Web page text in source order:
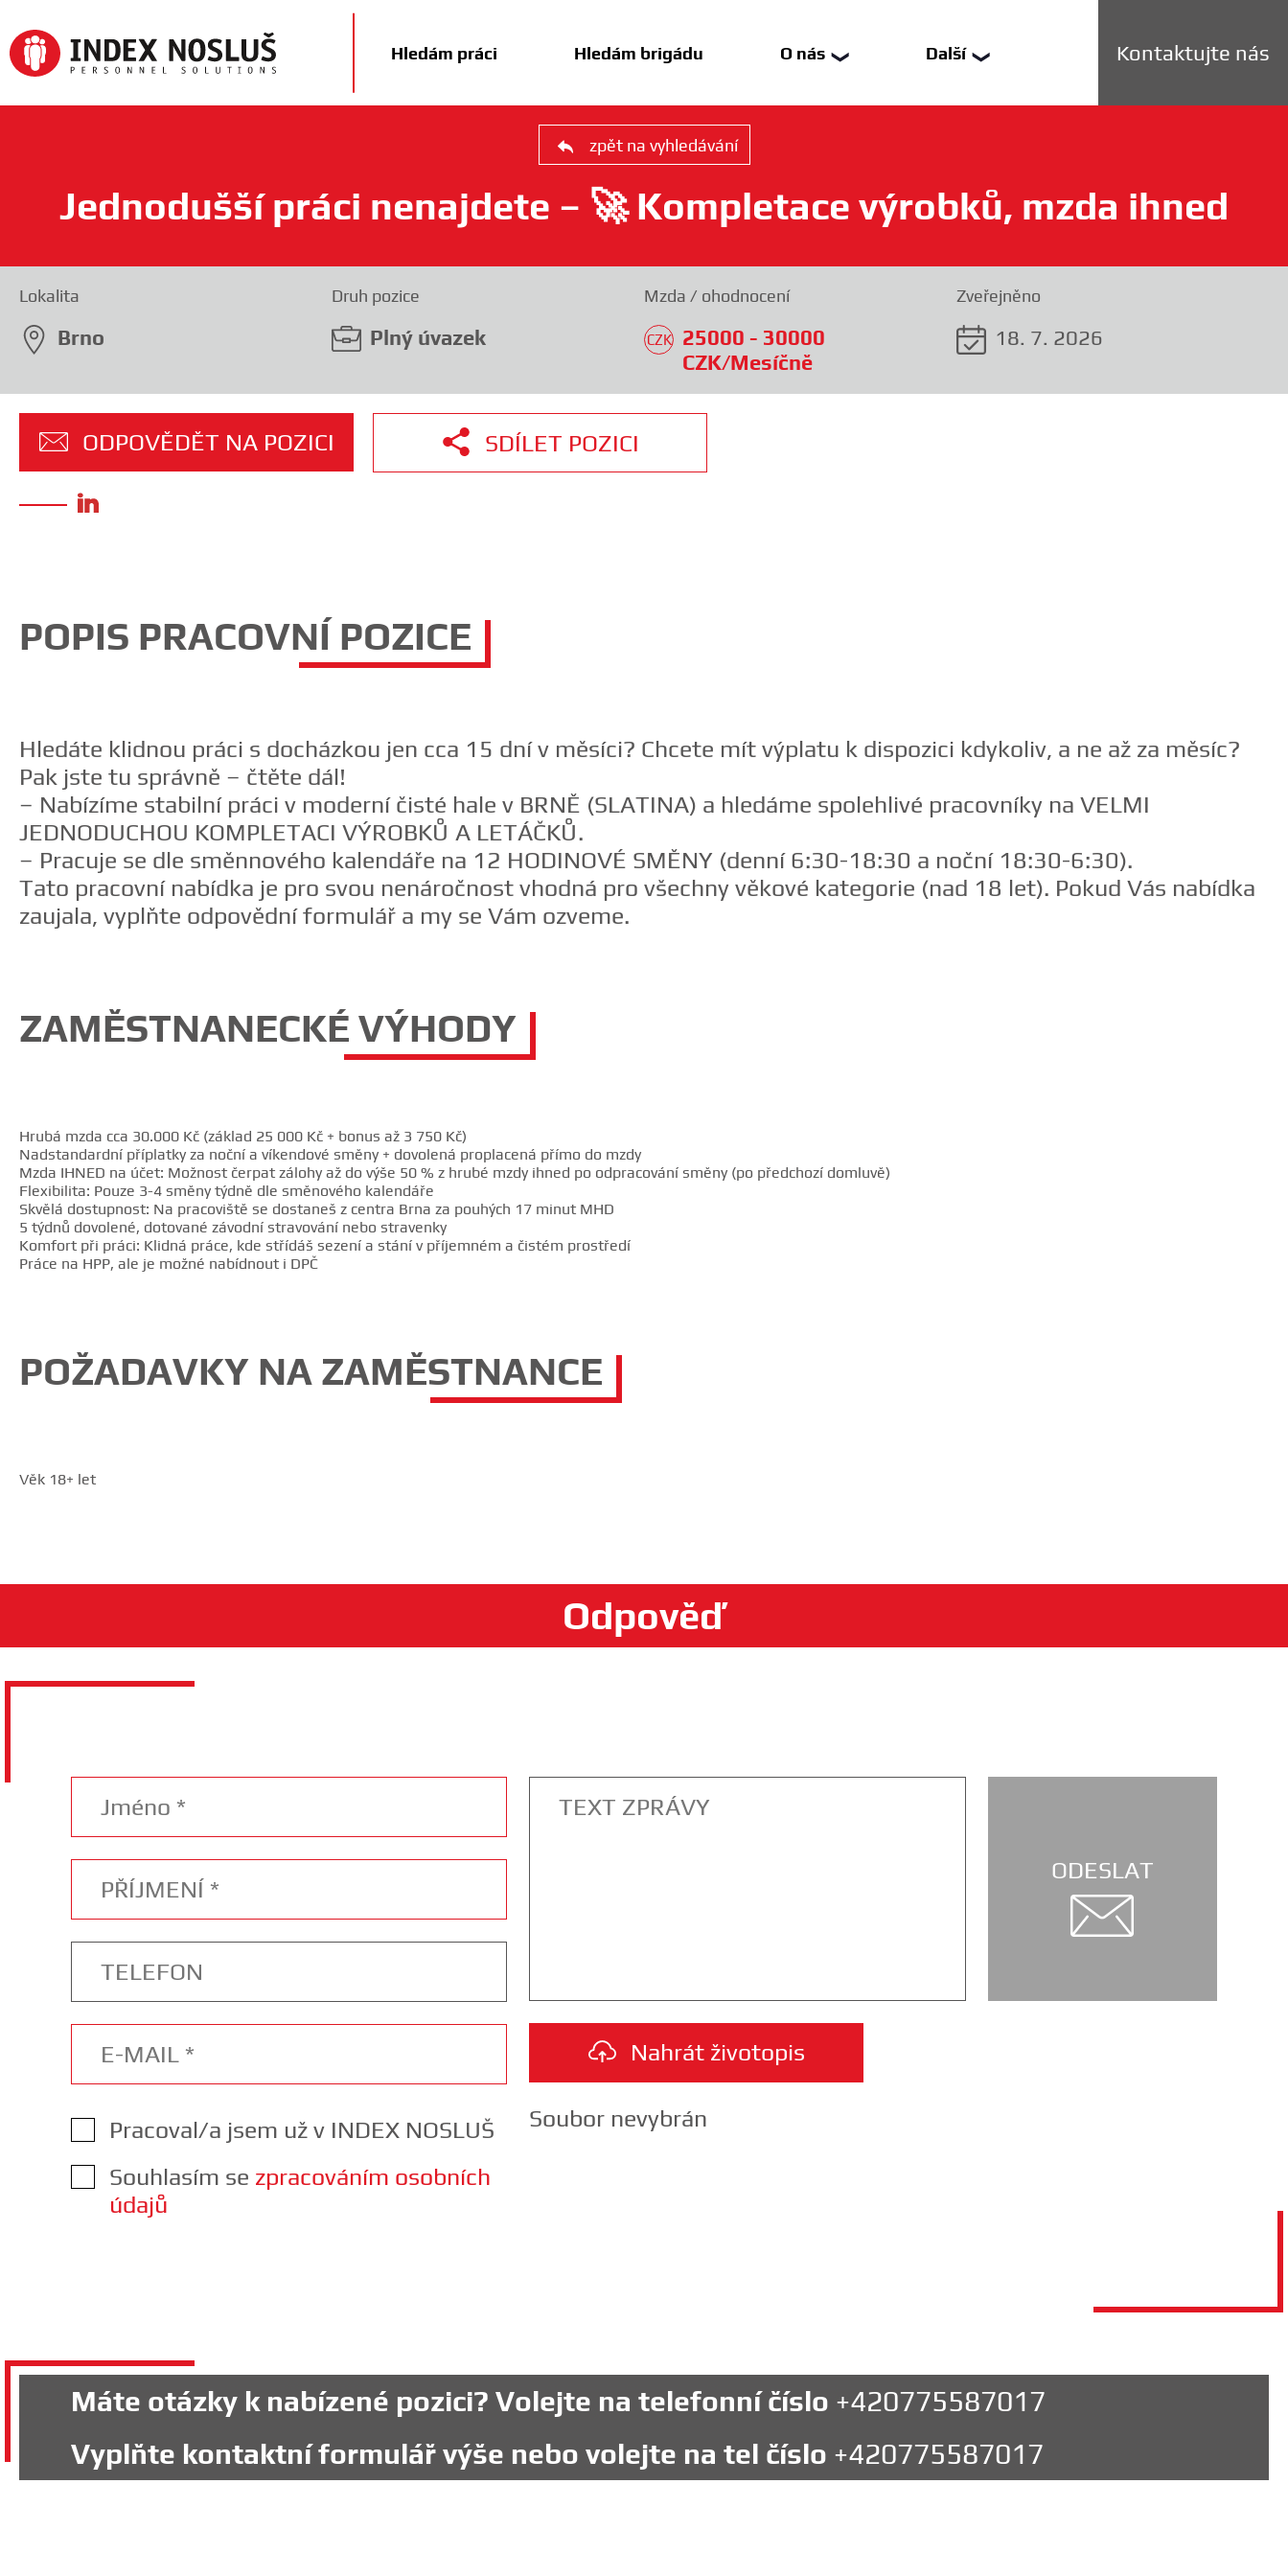
Kontaktujte nás
Hledám práci Hledám brigádu O nás ❯ Další ❯
❯
Pro
Registration
регистрација
❯
zpět na vyhledávání
Jednodušší práci nenajdete – 🚀 Kompletace výrobků, mzda ihned
Lokalita
Brno
Druh pozice
Plný úvazek
Mzda / ohodnocení
CZK
25000 - 30000
CZK/Mesíčně
Zveřejněno
18. 7. 2026
ODPOVĚDĚT NA POZICI SDÍLET POZICI
POPIS PRACOVNÍ POZICE
Hledáte klidnou práci s docházkou jen cca 15 dní v měsíci? Chcete mít výplatu k dispozici kdykoliv, a ne až za měsíc?
Pak jste tu správně – čtěte dál!
– Nabízíme stabilní práci v moderní čisté hale v BRNĚ (SLATINA) a hledáme spolehlivé pracovníky na VELMI
JEDNODUCHOU KOMPLETACI VÝROBKŮ A LETÁČKŮ.
– Pracuje se dle směnnového kalendáře na 12 HODINOVÉ SMĚNY (denní 6:30-18:30 a noční 18:30-6:30).
Tato pracovní nabídka je pro svou nenáročnost vhodná pro všechny věkové kategorie (nad 18 let). Pokud Vás nabídka
zaujala, vyplňte odpovědní formulář a my se Vám ozveme.
ZAMĚSTNANECKÉ VÝHODY
Hrubá mzda cca 30.000 Kč (základ 25 000 Kč + bonus až 3 750 Kč)
Nadstandardní příplatky za noční a víkendové směny + dovolená proplacená přímo do mzdy
Mzda IHNED na účet: Možnost čerpat zálohy až do výše 50 % z hrubé mzdy ihned po odpracování směny (po předchozí domluvě)
Flexibilita: Pouze 3-4 směny týdně dle směnového kalendáře
Skvělá dostupnost: Na pracoviště se dostaneš z centra Brna za pouhých 17 minut MHD
5 týdnů dovolené, dotované závodní stravování nebo stravenky
Komfort při práci: Klidná práce, kde střídáš sezení a stání v příjemném a čistém prostředí
Práce na HPP, ale je možné nabídnout i DPČ
POŽADAVKY NA ZAMĚSTNANCE
Věk 18+ let
Odpověď
Pracoval/a jsem už v INDEX NOSLUŠ
Souhlasím se zpracováním osobních
údajů
Nahrát životopis
Soubor nevybrán
ODESLAT
Máte otázky k nabízené pozici? Volejte na telefonní číslo +420775587017
Vyplňte kontaktní formulář výše nebo volejte na tel číslo +420775587017